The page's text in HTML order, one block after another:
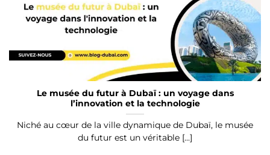
Le musée du futur à Dubaï : un voyage dans
l’innovation et la technologie
Niché au cœur de la ville dynamique de Dubaï, le musée
du futur est un véritable [...]